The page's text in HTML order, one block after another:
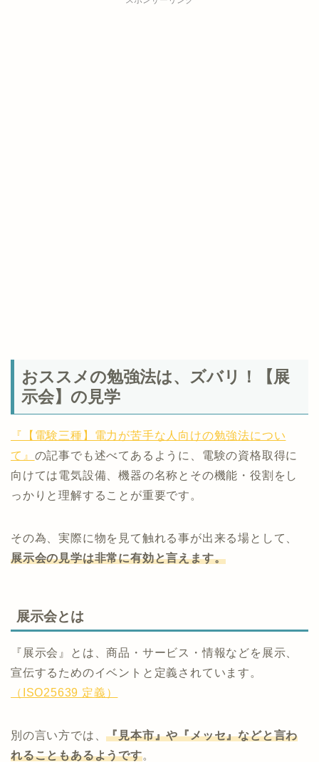
おススメの勉強法は、ズバリ！【展
示会】の見学
『【電験三種】電力が苦手な人向けの勉強法につい
て』 の記事でも述べてあるように、電験の資格取得に
向けては電気設備、機器の名称とその機能・役割をし
っかりと理解することが重要です。
その為、実際に物を見て触れる事が出来る場として、
展示会の見学は非常に有効と言えます。
展示会とは
『展示会』とは、商品・サービス・情報などを展示、
宣伝するためのイベントと定義されています。
（ISO25639 定義）
別の言い方では、『見本市』や『メッセ』などと言わ
れることもあるようです。